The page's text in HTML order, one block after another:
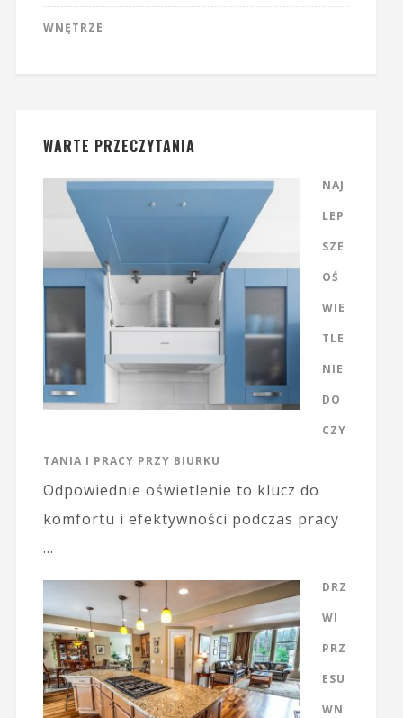
WNĘTRZE
WARTE PRZECZYTANIA
NAJ
LEP
SZE
OŚ
WIE
TLE
NIE
DO
CZY
TANIA I PRACY PRZY BIURKU
Odpowiednie oświetlenie to klucz do
komfortu i efektywności podczas pracy
…
DRZ
WI
PRZ
ESU
WN